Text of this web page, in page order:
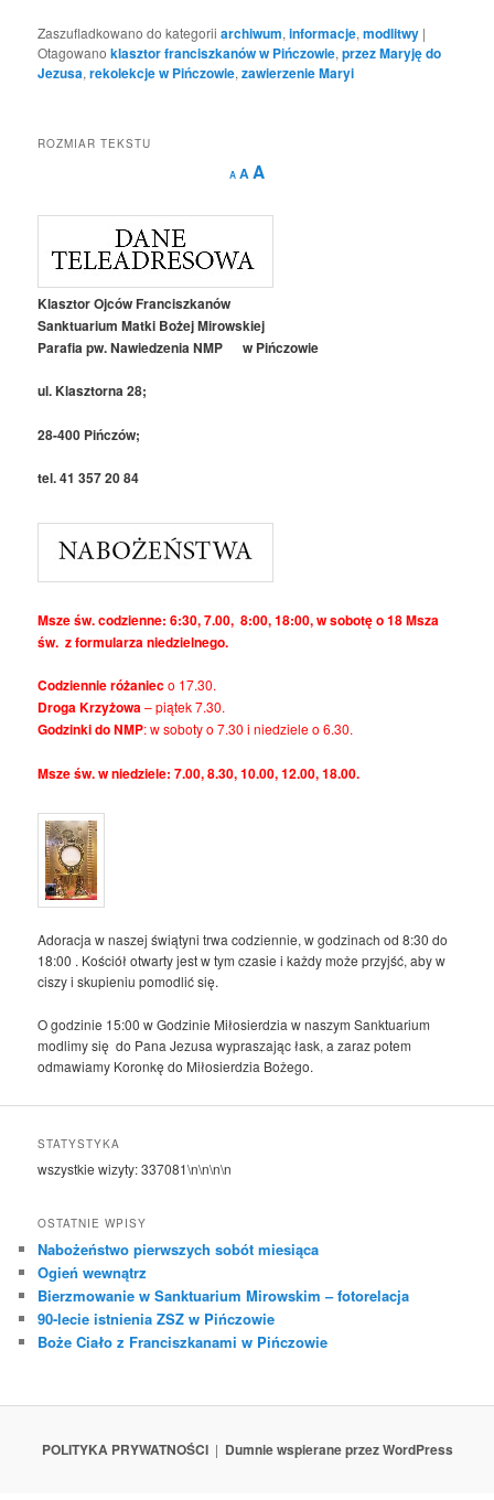
Zaszufladkowano do kategorii archiwum,informacje,modlitwy |
Otagowano klasztor franciszkanów w Pińczowie,przez Maryję do
Jezusa,rekolekcje w Pińczowie,zawierzenie Maryi
ROZMIAR TEKSTU
A
Decrease
font
A Reset
AIncrease
Klasztor Ojców Franciszkanów
Sanktuarium Matki Bożej Mirowskiej
Parafia pw. Nawiedzenia NMP w Pińczowie
ul. Klasztorna 28;
28-400 Pińczów;
tel. 41 357 20 84
Msze św. codzienne: 6:30, 7.00, 8:00, 18:00, w sobotę o 18 Msza
św. z formularza niedzielnego.
Codziennie różanieco 17.30.
Droga Krzyżowa– piątek 7.30.
Godzinki do NMP: w soboty o 7.30 i niedziele o 6.30.
Msze św. w niedziele: 7.00, 8.30, 10.00, 12.00, 18.00.
Adoracja w naszej świątyni trwa codziennie, w godzinach od 8:30 do
18:00 . Kościół otwarty jest w tym czasie i każdy może przyjść, aby w
ciszy i skupieniu pomodlić się.
O godzinie 15:00 w Godzinie Miłosierdzia w naszym Sanktuarium
modlimy się do Pana Jezusa wypraszając łask, a zaraz potem
odmawiamy Koronkę do Miłosierdzia Bożego.
STATYSTYKA
wszystkie wizyty:337081\n\n\n\n
OSTATNIE WPISY
Nabożeństwo pierwszych sobót miesiąca
Ogień wewnątrz
Bierzmowanie w Sanktuarium Mirowskim – fotorelacja
90-lecie istnienia ZSZ w Pińczowie
Boże Ciało z Franciszkanami w Pińczowie
POLITYKA PRYWATNOŚCI Dumnie wspierane przez WordPress